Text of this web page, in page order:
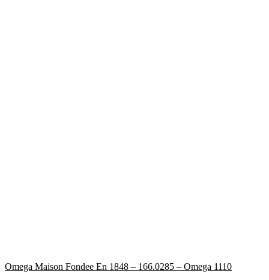
Omega Maison Fondee En 1848 – 166.0285 – Omega 1110